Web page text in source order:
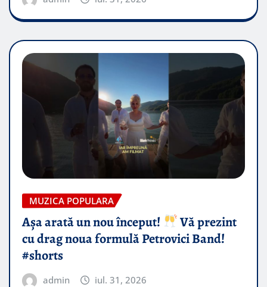
MUZICA POPULARA
Așa arată un nou început!
Vă prezint
cu drag noua formulă Petrovici Band!
#shorts
admin iul. 31, 2026